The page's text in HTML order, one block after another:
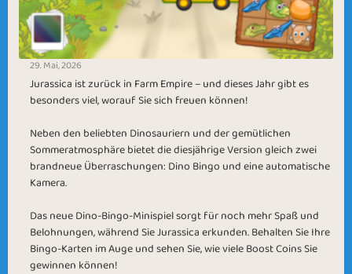
29. Mai, 2026
Jurassica ist zurück in Farm Empire – und dieses Jahr gibt es
besonders viel, worauf Sie sich freuen können!
Neben den beliebten Dinosauriern und der gemütlichen
Sommeratmosphäre bietet die diesjährige Version gleich zwei
brandneue Überraschungen: Dino Bingo und eine automatische
Kamera.
Das neue Dino-Bingo-Minispiel sorgt für noch mehr Spaß und
Belohnungen, während Sie Jurassica erkunden. Behalten Sie Ihre
Bingo-Karten im Auge und sehen Sie, wie viele Boost Coins Sie
gewinnen können!